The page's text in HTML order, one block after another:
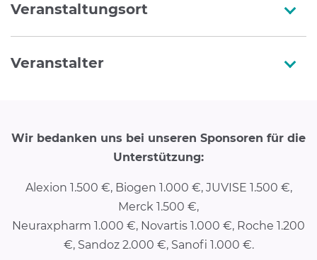
Veranstaltungsort
Veranstalter
Wir bedanken uns bei unseren Sponsoren für die
Unterstützung:
Alexion 1.500 €, Biogen 1.000 €, JUVISE 1.500 €,
Merck 1.500 €,
Neuraxpharm 1.000 €, Novartis 1.000 €, Roche 1.200
€, Sandoz 2.000 €, Sanofi 1.000 €.